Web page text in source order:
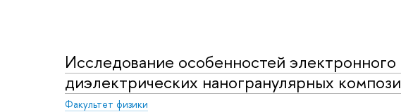
Исследование особенностей
диэлектрических наногранулярных
Факультет физики